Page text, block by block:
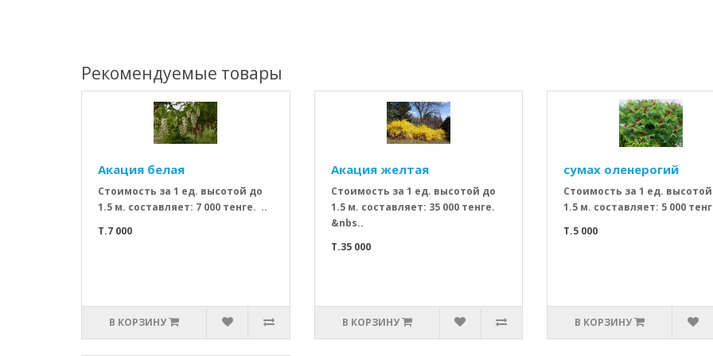
Рекомендуемые товары
Акация белая
Стоимость за 1 ед. высотой до
1.5 м. составляет: 7 000 тенге. ..
T.7 000
В КОРЗИНУ
Акация желтая
Стоимость за 1 ед. высотой до
1.5 м. составляет: 35 000 тенге.
&nbs..
T.35 000
В КОРЗИНУ
сумах оленерогий
Стоимость за 1 ед.
1.5 м. составляет: 5 000
T.5 000
В КОРЗИНУ